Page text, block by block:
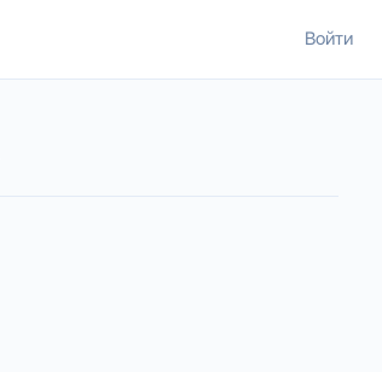
Войти